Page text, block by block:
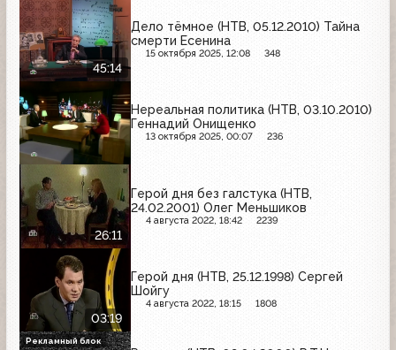
45:14
Дело тёмное (НТВ, 05.12.2010) Тайна
смерти Есенина
15 октября 2025, 12:08 348
Нереальная политика (НТВ, 03.10.2010)
Геннадий Онищенко
13 октября 2025, 00:07 236
26:11
Герой дня без галстука (НТВ,
24.02.2001) Олег Меньшиков
4 августа 2022, 18:42 2239
03:19
Герой дня (НТВ, 25.12.1998) Сергей
Шойгу
4 августа 2022, 18:15 1808
Рекламный блок